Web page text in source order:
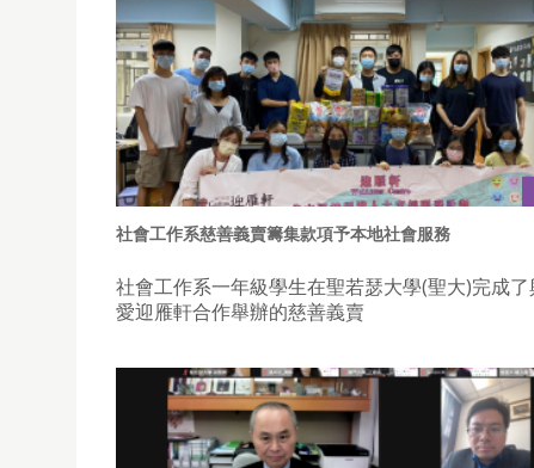
社會工作系慈善義賣籌集款項予本地社會服務
社會工作系一年級學生在聖若瑟大學(聖大)完成
愛迎雁軒合作舉辦的慈善義賣